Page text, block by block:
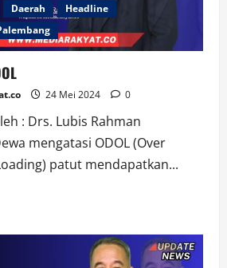
Daerah
Headline
24 Mei 2024 0
: Drs. Lubis Rahman
mengatasi ODOL (Over
patut mendapatkan...